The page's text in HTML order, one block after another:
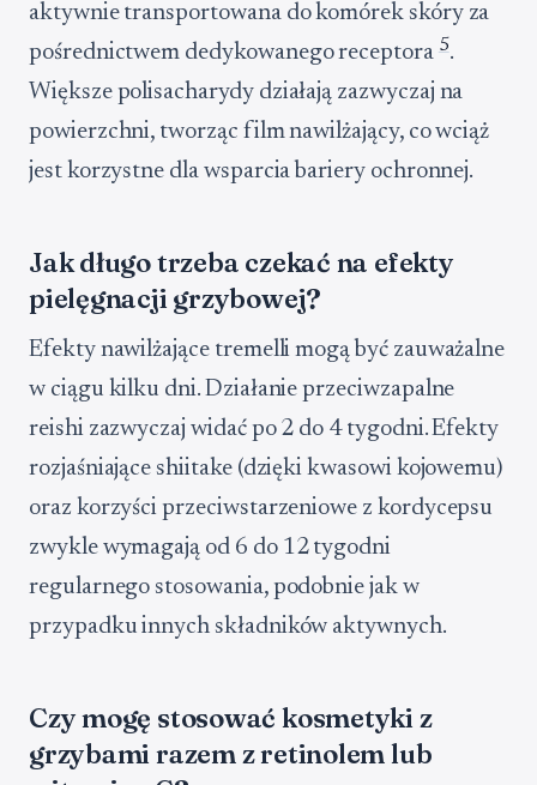
aktywnie transportowana do komórek skóry za
pośrednictwem dedykowanego receptora 5.
Większe polisacharydy działają zazwyczaj na
powierzchni, tworząc film nawilżający, co wciąż
jest korzystne dla wsparcia bariery ochronnej.
Jak długo trzeba czekać na efekty
pielęgnacji grzybowej?
Efekty nawilżające tremelli mogą być zauważalne
w ciągu kilku dni. Działanie przeciwzapalne
reishi zazwyczaj widać po 2 do 4 tygodni. Efekty
rozjaśniające shiitake (dzięki kwasowi kojowemu)
oraz korzyści przeciwstarzeniowe z kordycepsu
zwykle wymagają od 6 do 12 tygodni
regularnego stosowania, podobnie jak w
przypadku innych składników aktywnych.
Czy mogę stosować kosmetyki z
grzybami razem z retinolem lub